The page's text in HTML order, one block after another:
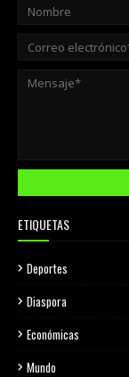
ETIQUETAS
Deportes
Diaspora
Económicas
Mundo